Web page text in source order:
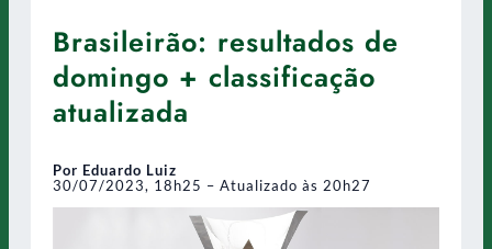
Brasileirão: resultados de
domingo + classificação
atualizada
Por Eduardo Luiz
30/07/2023, 18h25 – Atualizado às 20h27